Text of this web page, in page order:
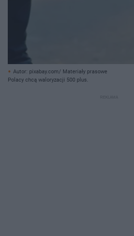
Autor: pixabay.com/ Materiały prasowe
Polacy chcą waloryzacji 500 plus.